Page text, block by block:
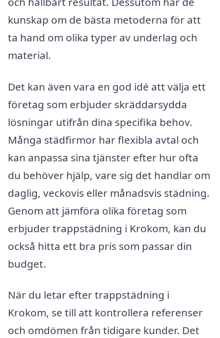
kunskap om de bästa metoderna för att
ta hand om olika typer av underlag och
material.
Det kan även vara en god idé att välja ett
företag som erbjuder skräddarsydda
lösningar utifrån dina specifika behov.
Många städfirmor har flexibla avtal och
kan anpassa sina tjänster efter hur ofta
du behöver hjälp, vare sig det handlar om
daglig, veckovis eller månadsvis städning.
Genom att jämföra olika företag som
erbjuder trappstädning i Krokom, kan du
också hitta ett bra pris som passar din
budget.
När du letar efter trappstädning i
Krokom, se till att kontrollera referenser
och omdömen från tidigare kunder. Det